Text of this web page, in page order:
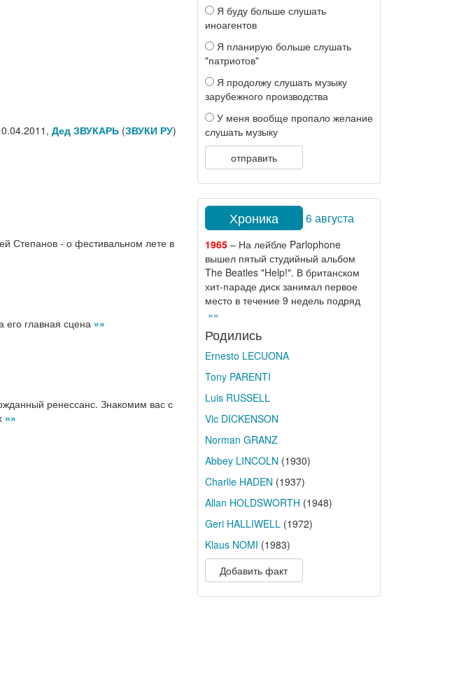
Дед ЗВУКАРЬ(ЗВУКИ РУ)
Степанов - о фестивальном лете в
его главная сцена »»
ренессанс. Знакомим вас с
»»
Я буду больше слушать
иноагентов
Я планирую больше слушать
"патриотов"
Я продолжу слушать музыку
зарубежного производства
У меня вообще пропало желание
слушать музыку
отправить
Хроника 6 августа
1965– На лейбле Parlophone
вышел пятый студийный альбом
The Beatles "Help!". В британском
хит-параде диск занимал первое
место в течение 9 недель подряд
»»
Родились
Ernesto LECUONA
Tony PARENTI
Luis RUSSELL
Vic DICKENSON
Norman GRANZ
Abbey LINCOLN (1930)
Charlie HADEN (1937)
Allan HOLDSWORTH (1948)
Geri HALLIWELL(1972)
Klaus NOMI (1983)
Добавить факт